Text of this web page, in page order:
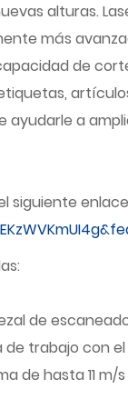
alturas.
más
de
ayudarle a
siguiente
de
trabajo con
de hasta 11 m/